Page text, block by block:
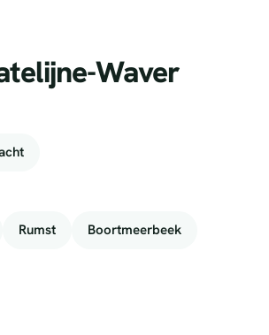
Waver
Rumst Boortmeerbeek